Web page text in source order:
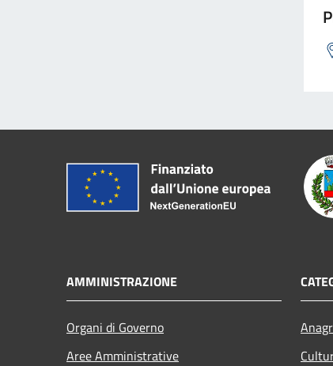
AMMINISTRAZIONE
Organi di Governo
Aree Amministrative